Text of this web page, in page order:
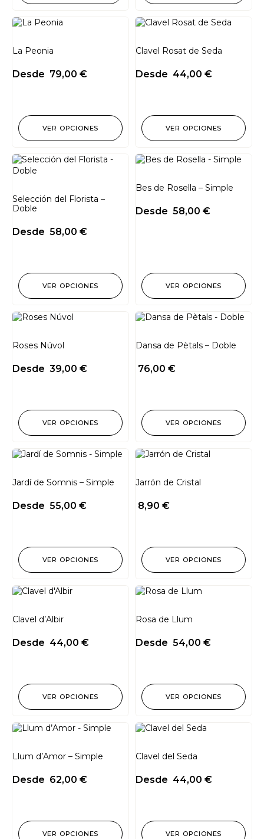
La Peonia
Desde 79,00 €
VER OPCIONES
Clavel Rosat de Seda
Desde 44,00 €
VER OPCIONES
Selección del Florista –
Doble
Desde 58,00 €
VER OPCIONES
Bes de Rosella – Simple
Desde 58,00 €
VER OPCIONES
Roses Núvol
Desde 39,00 €
VER OPCIONES
Dansa de Pètals – Doble
76,00 €
VER OPCIONES
Jardí de Somnis – Simple
Desde 55,00 €
VER OPCIONES
Jarrón de Cristal
8,90 €
VER OPCIONES
Clavel d’Albir
Desde 44,00 €
VER OPCIONES
Rosa de Llum
Desde 54,00 €
VER OPCIONES
Llum d’Amor – Simple
Desde 62,00 €
VER OPCIONES
Clavel del Seda
Desde 44,00 €
VER OPCIONES